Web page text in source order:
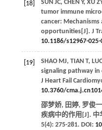
[18] SUN JC, CHEN Y, XU ZY
tumor immune
cancer:
opportunities[J]. J
10.1186/s12967-025-
[19] SHAO MJ, TIAN T,
signaling pathway in
J Heart Fail
10.3760/
邵梦娇, 田婷, 罗俊
疾病中的作用[J]. 中
5(4): 275-281. DOI: